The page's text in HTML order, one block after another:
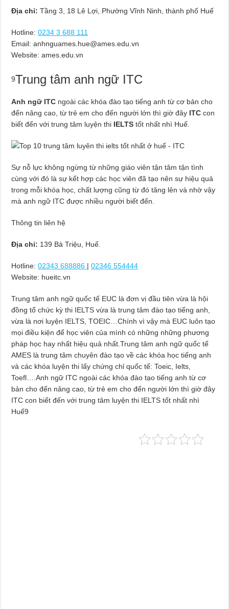
Địa chỉ: Tầng 3, 18 Lê Lợi, Phường Vĩnh Ninh, thành phố Huế
Hotline: 0234 3 688 111
Email: anhnguames.hue@ames.edu.vn
Website: ames.edu.vn
9Trung tâm anh ngữ ITC
Anh ngữ ITC ngoài các khóa đào tạo tiếng anh từ cơ bản cho
đến nâng cao, từ trẻ em cho đến người lớn thì giờ đây ITC con
biết đến với trung tâm luyện thi IELTS tốt nhất nhì Huế.
Sự nỗ lực không ngừng từ những giáo viên tận tâm tận tình
cùng với đó là sự kết hợp các học viên đã tạo nên sự hiệu quả
trong mỗi khóa học, chất lượng cũng từ đó tăng lên và nhờ vậy
mà anh ngữ ITC được nhiều người biết đến.
Thông tin liên hệ
Địa chỉ: 139 Bà Triệu, Huế.
Hotline: 02343 688886 |02346 554444
Website: hueitc.vn
Trung tâm anh ngữ quốc tế EUC là đơn vị đầu tiên vừa là hội
đồng tổ chức kỳ thi IELTS vừa là trung tâm đào tạo tiếng anh,
vừa là nơi luyện IELTS, TOEIC…Chính vì vậy mà EUC luôn tạo
mọi điều kiện để học viên của mình có những những phương
pháp học hay nhất hiệu quả nhất.Trung tâm anh ngữ quốc tế
AMES là trung tâm chuyên đào tạo về các khóa học tiếng anh
và các khóa luyện thi lấy chứng chỉ quốc tế: Toeic, Ielts,
Toefl….Anh ngữ ITC ngoài các khóa đào tạo tiếng anh từ cơ
bản cho đến nâng cao, từ trẻ em cho đến người lớn thì giờ đây
ITC con biết đến với trung tâm luyện thi IELTS tốt nhất nhì
Huế9